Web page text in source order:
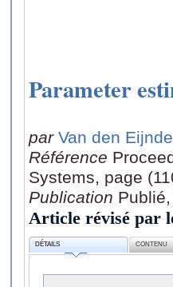
Parameter
par Van den
Référence
Systems, page
Publication
Article révisé par
DÉTAILS CONTENU